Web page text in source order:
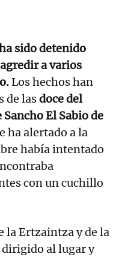
sido detenido
a varios
Los hechos han
de lasdoce del
El Sabio de
ha alertado a la
había intentado
con un cuchillo
la Ertzaintza y de la
al lugar y